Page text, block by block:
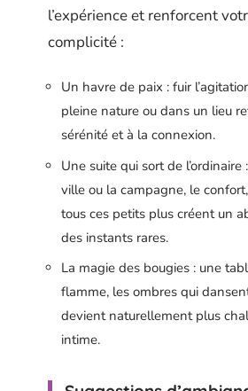
l’expérience et renforcent
complicité :
Un havre de paix : fuir
pleine nature ou dans un lieu
sérénité et à la connexion.
Une suite qui sort de l’ordinaire
ville ou la campagne, le
tous ces petits plus créent un
des instants rares.
La magie des bougies : une
flamme, les ombres qui
devient naturellement plus
intime.